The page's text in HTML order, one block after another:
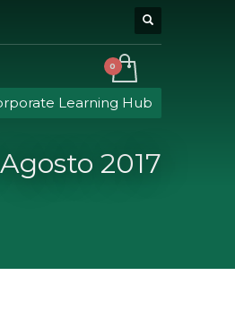
Learning Hub
2017